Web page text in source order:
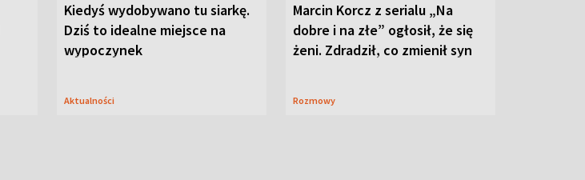
Kiedyś wydobywano tu siarkę.
Dziś to idealne miejsce na
wypoczynek
Aktualności
Marcin Korcz z serialu „Na
dobre i na złe” ogłosił, że się
żeni. Zdradził, co zmienił syn
Rozmowy